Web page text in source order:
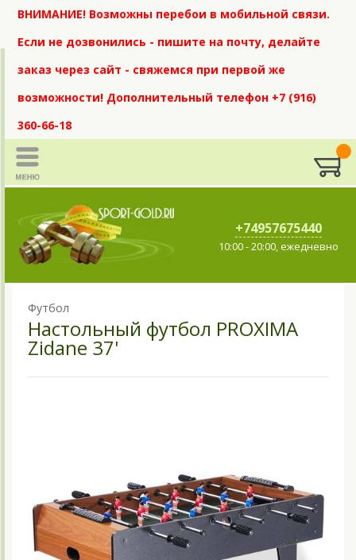
ВНИМАНИЕ! Возможны перебои в мобильной связи.
Если не дозвонились - пишите на почту, делайте
заказ через сайт - свяжемся при первой же
возможности! Дополнительный телефон +7 (916)
360-66-18
+74957675440
10:00 - 20:00, ежедневно
Футбол
Настольный футбол PROXIMA
Zidane 37'